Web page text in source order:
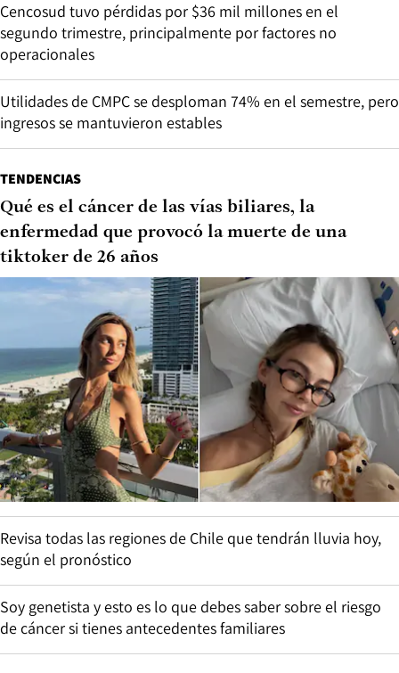
Cencosud tuvo pérdidas por $36 mil millones en el
segundo trimestre, principalmente por factores no
operacionales
Utilidades de CMPC se desploman 74% en el semestre, pero
ingresos se mantuvieron estables
TENDENCIAS
Qué es el cáncer de las vías biliares, la
enfermedad que provocó la muerte de una
tiktoker de 26 años
Revisa todas las regiones de Chile que tendrán lluvia hoy,
según el pronóstico
Soy genetista y esto es lo que debes saber sobre el riesgo
de cáncer si tienes antecedentes familiares